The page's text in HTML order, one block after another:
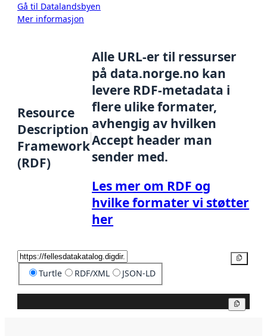
Gå til Datalandsbyen
Mer informasjon
Resource
Description
Framework
(RDF)
Alle URL-er til ressurser
på data.norge.no kan
levere RDF-metadata i
flere ulike formater,
avhengig av hvilken
Accept header man
sender med.
Les mer om RDF og
hvilke formater vi støtter
her
Turtle RDF/XML JSON-LD